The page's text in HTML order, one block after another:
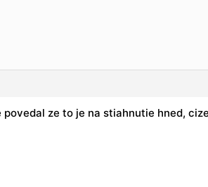
ze to je na stiahnutie hned,